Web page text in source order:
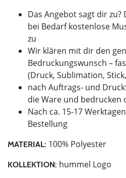
Das Angebot sagt dir
bei Bedarf kostenlose
zu
Wir klären mit dir den
Bedruckungswunsch –
(Druck, Sublimation,
nach Auftrags- und
die Ware und bedrucken
Nach ca. 15-17
Bestellung
MATERIAL: 100% Polyester
KOLLEKTION: hummel Logo